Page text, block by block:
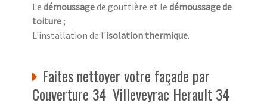
Le démoussagede gouttière et le démoussage de
toiture;
L'installation de l'isolation thermique.
Faites nettoyer votre façade par
Couverture 34 Villeveyrac Herault 34